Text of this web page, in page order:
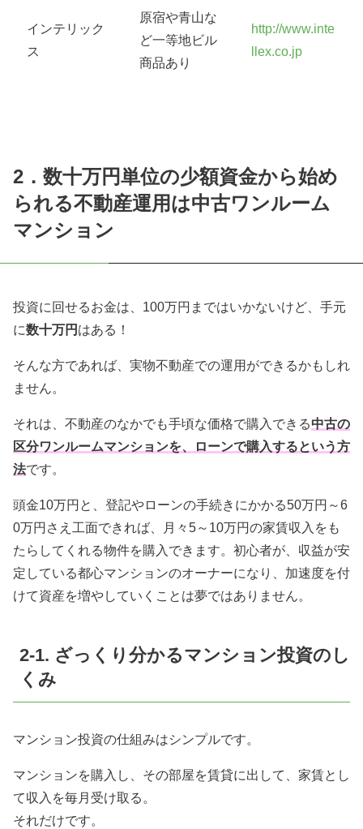
インテリック
ス
原宿や青山な
ど一等地ビル
商品あり
http://www.inte
llex.co.jp
2．数十万円単位の少額資金から始め
られる不動産運用は中古ワンルーム
マンション
投資に回せるお金は、100万円まではいかないけど、手元
に数十万円 はある！
そんな方であれば、実物不動産での運用ができるかもしれ
ません。
それは、不動産のなかでも手頃な価格で購入できる中古の
区分ワンルームマンションを、ローンで購入するという方
法です。
頭金10万円と、登記やローンの手続きにかかる50万円～6
0万円さえ工面できれば、月々5～10万円の家賃収入をも
たらしてくれる物件を購入できます。初心者が、収益が安
定している都心マンションのオーナーになり、加速度を付
けて資産を増やしていくことは夢ではありません。
2-1. ざっくり分かるマンション投資のし
くみ
マンション投資の仕組みはシンプルです。
マンションを購入し、その部屋を賃貸に出して、家賃とし
て収入を毎月受け取る。
それだけです。